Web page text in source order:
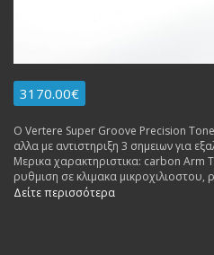
3170.00€
Ο Vertere Super Groove Precision
αλλα με αντιστηριξη 3 σημειων για
Μερικα χαρακτηριστικα: carbon Arm
ρυθμιση σε κλιμακα μικροχιλιοστου,
ρυθμιζομενο VTA, μαγνητικο
Δείτε περισσότερα